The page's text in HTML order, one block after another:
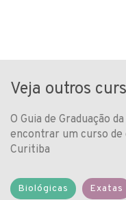
Veja outros
O Guia de Graduação
encontrar um curso de
Curitiba
Biológicas Exatas